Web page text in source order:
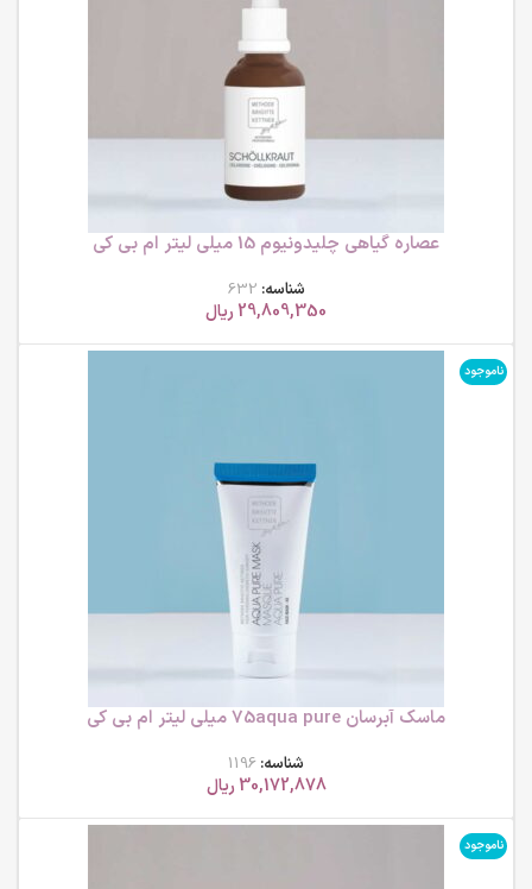
عصاره گیاهی چلیدونیوم 15 میلی لیتر ام بی کی
شناسه: 632
29,809,350 ریال
ناموجود
ماسک آبرسان 75aqua pure میلی لیتر ام بی کی
شناسه: 1196
30,172,878 ریال
ناموجود